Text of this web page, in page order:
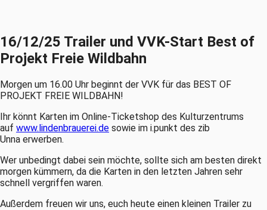
16/12/25 Trailer und VVK-Start Best of
Projekt Freie Wildbahn
Morgen um 16.00 Uhr beginnt der VVK für das BEST OF
PROJEKT FREIE WILDBAHN!
Ihr könnt Karten im Online-Ticketshop des Kulturzentrums
auf www.lindenbrauerei.de sowie im i.punkt des zib
Unna erwerben.
Wer unbedingt dabei sein möchte, sollte sich am besten direkt
morgen kümmern, da die Karten in den letzten Jahren sehr
schnell vergriffen waren.
Außerdem freuen wir uns, euch heute einen kleinen Trailer zu